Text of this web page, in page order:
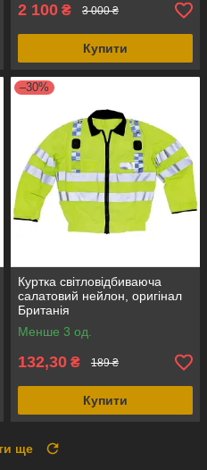
2 100 ₴ 3 000 ₴
Купити
–30%
Куртка світловідбиваюча
салатовий нейлон, оригінал
Британія
Менше 3 од.
132,30 ₴ 189 ₴
Купити
ще